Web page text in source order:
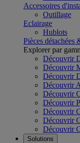
Accessoires
Outillage
Eclairage
Hublots
Pièces détachées
Explorer par
Découvrir
Découvrir
Découvrir
Découvrir
Découvrir
Découvrir
Découvrir
Découvrir
Découvrir
Solutions